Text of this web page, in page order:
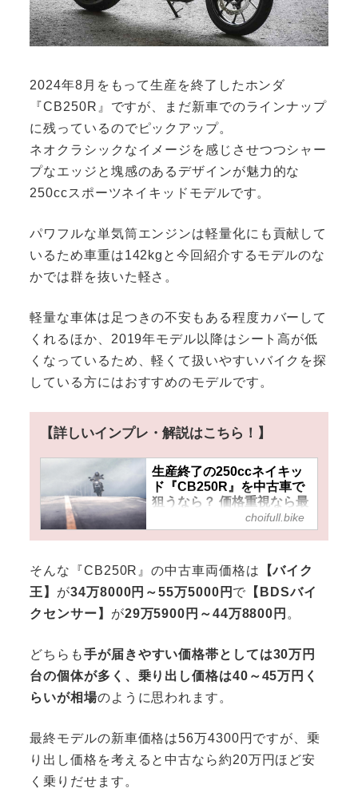
2024年8月をもって生産を終了したホンダ
『CB250R』ですが、まだ新車でのラインナップ
に残っているのでピックアップ。
ネオクラシックなイメージを感じさせつつシャー
プなエッジと塊感のあるデザインが魅力的な
250ccスポーツネイキッドモデルです。
パワフルな単気筒エンジンは軽量化にも貢献して
いるため車重は142kgと今回紹介するモデルのな
かでは群を抜いた軽さ。
軽量な車体は足つきの不安もある程度カバーして
くれるほか、2019年モデル以降はシート高が低
くなっているため、軽くて扱いやすいバイクを探
している方にはおすすめのモデルです。
【詳しいインプレ・解説はこちら！】
生産終了の250ccネイキッ
ド『CB250R』を中古車で
狙うなら？ 価格重視なら最
初期の2018年モデルもおす
すめ！
choifull.bike
そんな『CB250R』の中古車両価格は 【バイク
王】 が34万8000円～55万5000円 で 【BDSバイ
クセンサー】 が29万5900円～44万8800円 。
どちらも手が届きやすい価格帯としては30万円
台の個体が多く、乗り出し価格は40～45万円く
らいが相場のように思われます。
最終モデルの新車価格は56万4300円ですが、乗
り出し価格を考えると中古なら約20万円ほど安
く乗りだせます。